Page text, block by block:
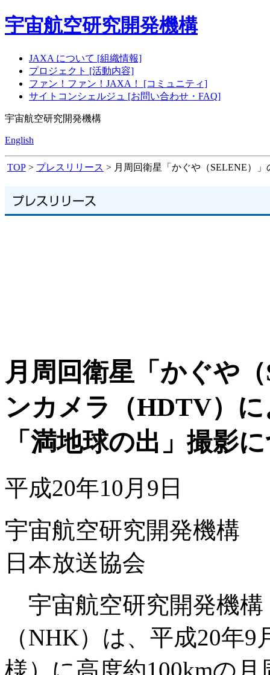
宇宙航空研究開発機構
JAXA について [組織情報]
プロジェクト [活動内容]
ファン！ファン！JAXA！ [コミュニティ]
サイトコンシェルジュ [お問い合わせ・FAQ]
宇宙航空研究開発機構
English
TOP > プレスリリース > 月周回衛星「かぐや（SELENE）
月周回衛星「かぐや
ンカメラ（HDTV）
「満地球の出」撮影
平成20年10月9日
宇宙航空研究開発機構
日本放送協会
宇宙航空研究開発機構
（NHK）は、平成20年
様）に高度約100kmの